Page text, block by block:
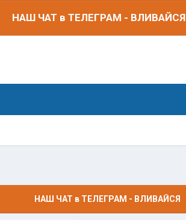
НАШ ЧАТ в ТЕЛЕГРАМ - ВЛИВАЙСЯ
НАШ ЧАТ в ТЕЛЕГРАМ - ВЛИВАЙСЯ